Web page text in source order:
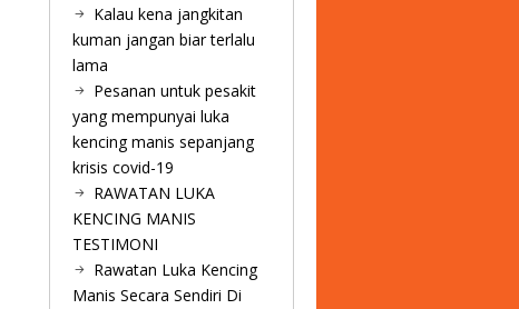
Kalau kena jangkitan
kuman jangan biar terlalu
lama
Pesanan untuk pesakit
yang mempunyai luka
kencing manis sepanjang
krisis covid-19
RAWATAN LUKA
KENCING MANIS
TESTIMONI
Rawatan Luka Kencing
Manis Secara Sendiri Di